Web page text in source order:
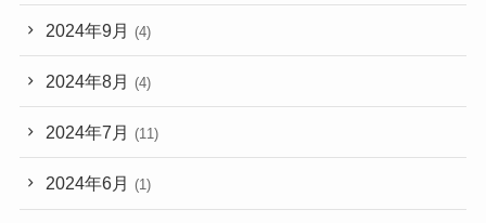
2024年9月 (4)
2024年8月 (4)
2024年7月 (11)
2024年6月 (1)